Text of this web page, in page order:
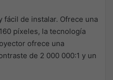
fácil de instalar. Ofrece una
píxeles, la tecnología
ofrece una
de 2 000 000:1 y un